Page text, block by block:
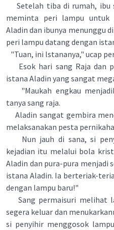
Setelah tiba di rumah, ibu
meminta peri lampu untuk
Aladin dan ibunya menunggu
peri lampu datang dengan
"Tuan, ini lstananya," ucap
Esok hari sang Raja dan
istana Aladin yang sangat
"Maukah engkau
tanya sang raja.
Aladin sangat gembira
melaksanakan pesta
Nun jauh di sana, si
kejadian itu melalui bola
Aladin dan pura-pura menjadi
istana Aladin. Ia berteriak-
dengan lampu baru!"
Sang permaisuri melihat
segera keluar dan
si penyihir menggosok